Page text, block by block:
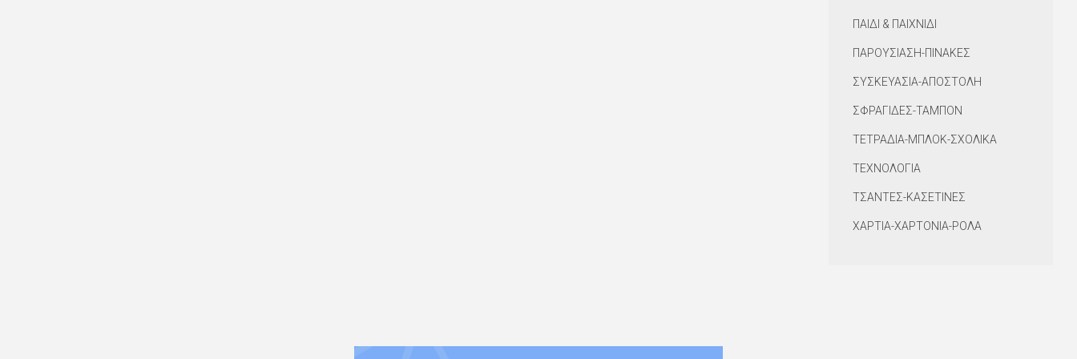
ΠΑΙΔΙ & ΠΑΙΧΝΙΔΙ
ΠΑΡΟΥΣΙΑΣΗ-ΠΙΝΑΚΕΣ
ΣΥΣΚΕΥΑΣΙΑ-ΑΠΟΣΤΟΛΗ
ΣΦΡΑΓΙΔΕΣ-ΤΑΜΠΟΝ
ΤΕΤΡΑΔΙΑ-ΜΠΛΟΚ-ΣΧΟΛΙΚΑ
ΤΕΧΝΟΛΟΓΙΑ
ΤΣΑΝΤΕΣ-ΚΑΣΕΤΙΝΕΣ
ΧΑΡΤΙΑ-ΧΑΡΤΟΝΙΑ-ΡΟΛΑ